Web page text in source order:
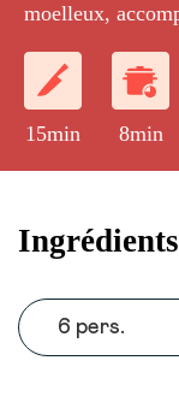
moelleux,
15min 8min
6 pers.